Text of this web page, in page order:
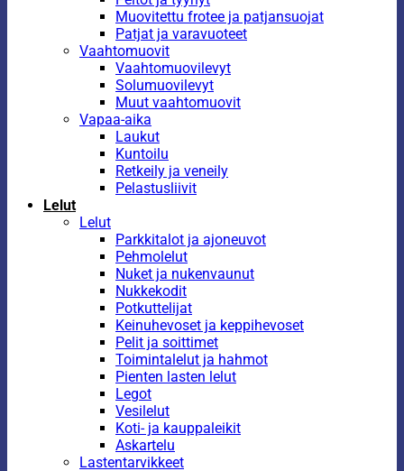
Muovitettu frotee ja patjansuojat
Patjat ja varavuoteet
Vaahtomuovit
Vaahtomuovilevyt
Solumuovilevyt
Muut vaahtomuovit
Vapaa-aika
Laukut
Kuntoilu
Retkeily ja veneily
Pelastusliivit
Lelut
Lelut
Parkkitalot ja ajoneuvot
Pehmolelut
Nuket ja nukenvaunut
Nukkekodit
Potkuttelijat
Keinuhevoset ja keppihevoset
Pelit ja soittimet
Toimintalelut ja hahmot
Pienten lasten lelut
Legot
Vesilelut
Koti- ja kauppaleikit
Askartelu
Lastentarvikkeet